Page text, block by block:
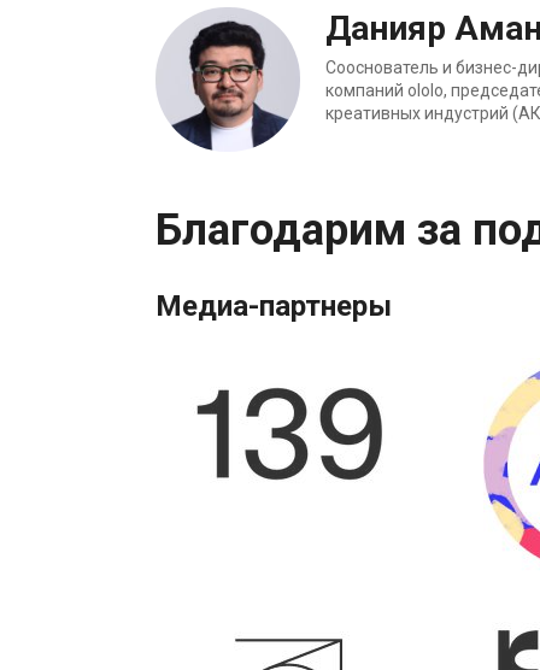
Данияр
Сооснователь и бизнес-
компаний ololo,
креативных индустрий
Благодарим за
Медиа-партнеры